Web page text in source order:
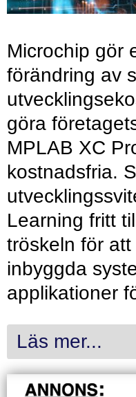
Microchip gör
förändring av
göra
MPLAB XC
kostnadsfria.
Learning fritt
tröskeln för
inbyggda
applikationer
Läs mer...